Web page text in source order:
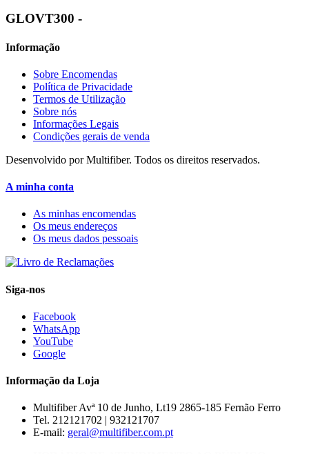
GLOVT300 -
Informação
Sobre Encomendas
Política de Privacidade
Termos de Utilização
Sobre nós
Informações Legais
Condições gerais de venda
Desenvolvido por Multifiber. Todos os direitos reservados.
A minha conta
As minhas encomendas
Os meus endereços
Os meus dados pessoais
Siga-nos
Facebook
WhatsApp
YouTube
Google
Informação da Loja
MultifiberAvª 10 de Junho, Lt19 2865-185 Fernão Ferro
Tel. 212121702 | 932121707
E-mail: geral@multifiber.com.pt